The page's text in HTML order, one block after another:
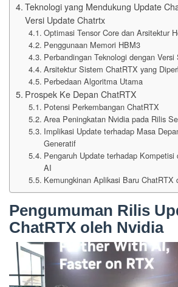
Teknologi yang Mendukung Update
Versi Update Chatrtx
Optimasi Tensor Core dan Arsitektur
Penggunaan Memori HBM3
Perbandingan Teknologi dengan Versi
Arsitektur Sistem ChatRTX yang
Perbedaan Algoritma Utama
Prospek Ke Depan ChatRTX
Potensi Perkembangan ChatRTX
Area Peningkatan Nvidia pada Rilis
Implikasi Update terhadap Masa
Generatif
Pengaruh Update terhadap Kompetisi
AI
Kemungkinan Aplikasi Baru ChatRTX
Pengumuman Rilis
ChatRTX oleh Nvidia